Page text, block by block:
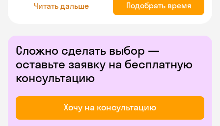
Читать дальше Подобрать время
Сложно сделать выбор —
оставьте заявку на бесплатную
консультацию
Хочу на консультацию